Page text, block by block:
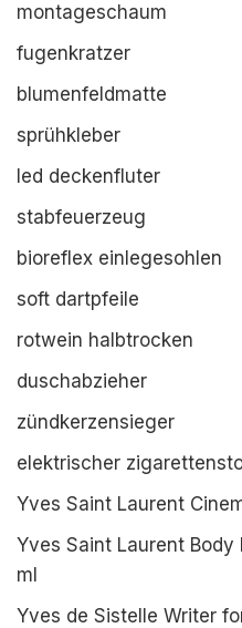
montageschaum
fugenkratzer
blumenfeldmatte
sprühkleber
led deckenfluter
stabfeuerzeug
bioreflex einlegesohlen
soft dartpfeile
rotwein halbtrocken
duschabzieher
zündkerzensieger
elektrischer
Yves Saint Laurent
Yves Saint Laurent Body
ml
Yves de Sistelle Writer